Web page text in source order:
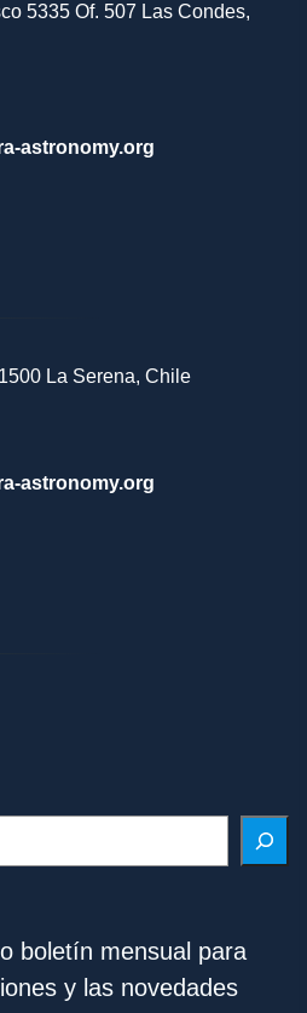
5335 Of. 507 Las Condes,
astronomy.org
La Serena, Chile
astronomy.org
boletín mensual para
y las novedades